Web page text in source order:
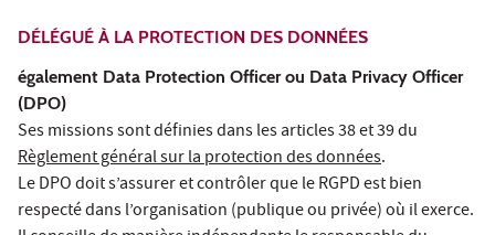
DÉLÉGUÉ À LA PROTECTION DES DONNÉES
également Data Protection Officer ou Data Privacy Officer
(DPO)
Ses missions sont définies dans les articles 38 et 39 du
Règlement général sur la protection des données.
Le DPO doit s’assurer et contrôler que le RGPD est bien
respecté dans l’organisation (publique ou privée) où il exerce.